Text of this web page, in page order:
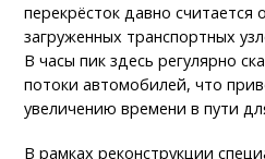
перекрёсток давно считается
загруженных транспортных
В часы пик здесь регулярно
потоки автомобилей, что
увеличению времени в пути
В рамках реконструкции